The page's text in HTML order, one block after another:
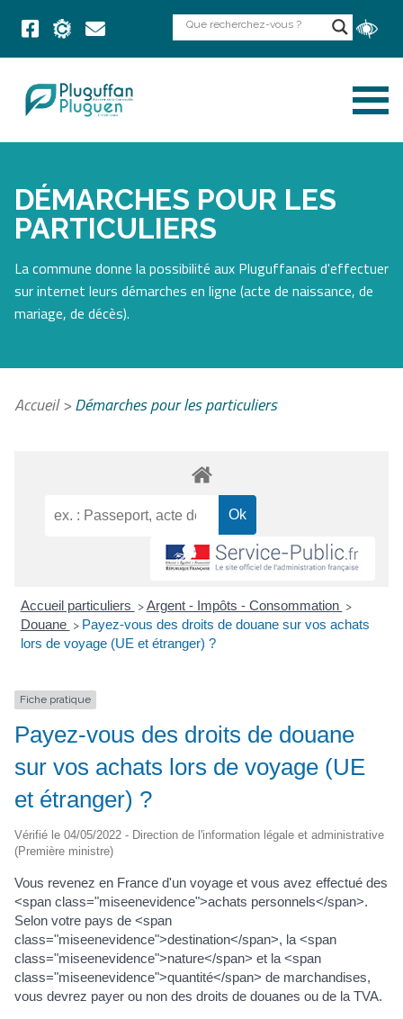
DÉMARCHES POUR LES
PARTICULIERS
La commune donne la possibilité aux Pluguffanais d'effectuer
sur internet leurs démarches en ligne (acte de naissance, de
mariage, de décès).
Accueil>Démarches pour les particuliers
Accueil particuliers > Argent - Impôts - Consommation >
Douane > Payez-vous des droits de douane sur vos achats
lors de voyage (UE et étranger) ?
Fiche pratique
Payez-vous des droits de douane
sur vos achats lors de voyage (UE
et étranger) ?
Vérifié le 04/05/2022 - Direction de l'information légale et administrative
(Première ministre)
Vous revenez en France d'un voyage et vous avez effectué des
<span class="miseenevidence">achats personnels</span>.
Selon votre pays de <span
class="miseenevidence">destination</span>, la <span
class="miseenevidence">nature</span> et la <span
class="miseenevidence">quantité</span> de marchandises,
vous devrez payer ou non des droits de douanes ou de la TVA.